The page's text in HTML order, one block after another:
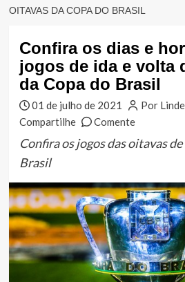
OITAVAS DA COPA DO BRASIL
Confira os dias e
jogos de ida e volta
da Copa do Brasil
01 de julho de 2021
Por
Compartilhe
Comente
Confira os jogos das oitavas
Brasil